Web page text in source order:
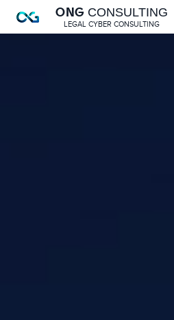
ONG CONSULTING
LEGAL CYBER CONSULTING